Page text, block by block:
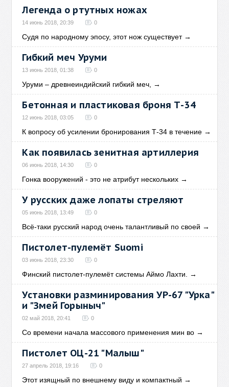
Легенда о ртутных ножах
14 июнь 2018, 20:39 0
Судя по народному эпосу, этот нож существует→
Гибкий меч Уруми
13 июнь 2018, 01:38 0
Уруми – древнеиндийский гибкий меч, →
Бетонная и пластиковая броня Т-34
12 июнь 2018, 03:05 0
К вопросу об усилении бронирования Т-34 в течение →
Как появилась зенитная артиллерия
06 июнь 2018, 14:30 0
Гонка вооружений - это не атрибут нескольких →
У русских даже лопаты стреляют
05 июнь 2018, 13:49 0
Всё-таки русский народ очень талантливый по своей →
Пистолет-пулемёт Suomi
03 июнь 2018, 23:30 0
Финский пистолет-пулемёт системы Аймо Лахти. →
Установки разминирования УР-67 "Урка"
и "Змей Горыныч"
02 май 2018, 20:41 0
Со времени начала массового применения мин во →
Пистолет ОЦ-21 "Малыш"
27 апрель 2018, 19:16 0
Этот изящный по внешнему виду и компактный →